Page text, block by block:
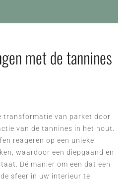
met de tannines
transformatie van parket door
van de tannines in het hout.
reageren op een unieke
waardoor een diepgaand en
Dé manier om een dat een
sfeer in uw interieur te